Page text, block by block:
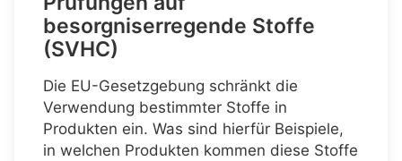
besorgniserregende Stoffe
(SVHC)
Die EU-Gesetzgebung schränkt die
Verwendung bestimmter Stoffe in
Produkten ein. Was sind hierfür Beispiele,
in welchen Produkten kommen diese Stoffe